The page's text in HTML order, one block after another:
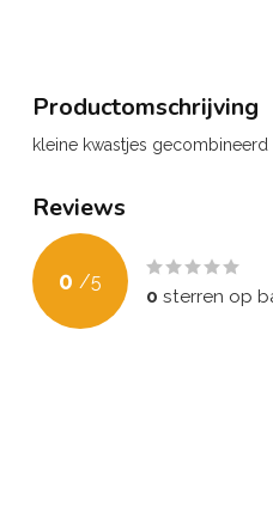
Productomschrijving
kleine kwastjes
Reviews
0 /5
0 sterren op